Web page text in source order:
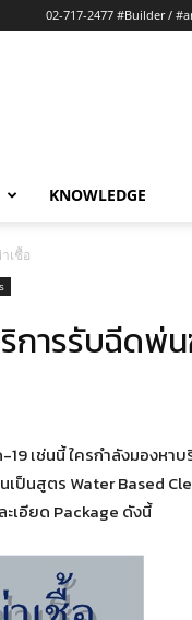
02-717-2477 #Builder /
KNOWLEDGE
เชื้อ
การรับฉีดพ่น
เช่นนี้ ใครกำลังมองหาบ
ป็นสูตร Water Based
เอียด Package ดังนี้